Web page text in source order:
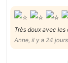
Très doux avec
familial. Grand
Anne, il y a 24 jours